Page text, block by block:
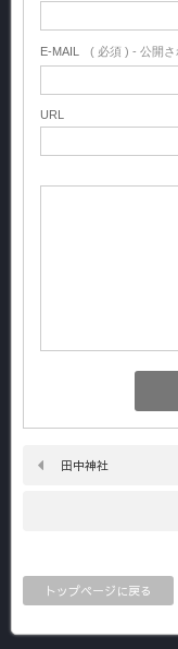
E-MAIL ( 必須 ) - 公開さ
URL
田中神社
トップページに戻る